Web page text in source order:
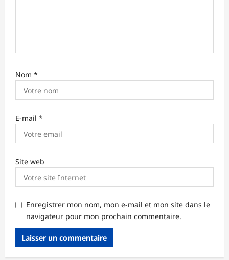
Nom *
E-mail *
Site web
Enregistrer mon nom, mon e-mail et mon site dans le
navigateur pour mon prochain commentaire.